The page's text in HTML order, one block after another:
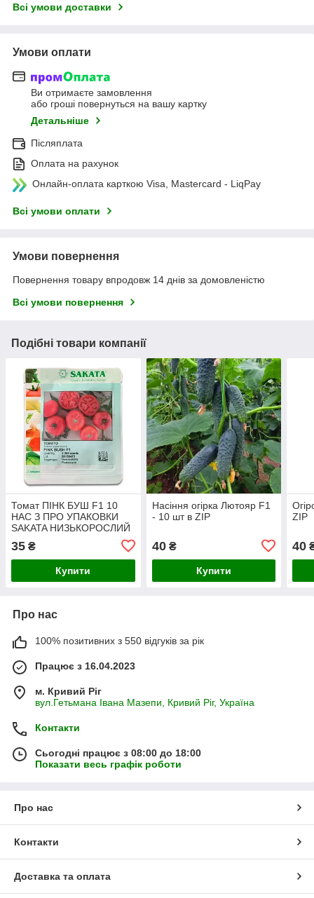
Всі умови доставки
Умови оплати
Ви отримаєте замовлення
або гроші повернуться на вашу картку
Детальніше
Післяплата
Оплата на рахунок
Онлайн-оплата карткою Visa, Mastercard - LiqPay
Всі умови оплати
Умови повернення
Повернення товару впродовж 14 днів за домовленістю
Всі умови повернення
Подібні товари компанії
Томат ПІНК БУШ F1 10
НАС З ПРО УПАКОВКИ
SAKATA НИЗЬКОРОСЛИЙ
35 ₴
Купити
Насіння огірка Лютояр F1
- 10 шт в ZIP
40₴
Купити
ZIP
40
Про нас
100% позитивних з 550 відгуків за рік
Працює з 16.04.2023
м. Кривий Ріг
вул.Гетьмана Івана Мазепи, Кривий Ріг, Україна
Контакти
Сьогодні працює з 08:00 до 18:00
Показати весь графік роботи
Про нас
Контакти
Доставка та оплата